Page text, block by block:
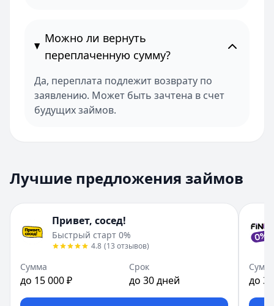
Можно ли вернуть
переплаченную сумму?
Да, переплата подлежит возврату по
заявлению. Может быть зачтена в счет
будущих займов.
Лучшие предложения займов
Привет, сосед!
Быстрый старт 0%
4.8 (13 отзывов)
Сумма
до 15 000 ₽
Срок
до 30 дней до